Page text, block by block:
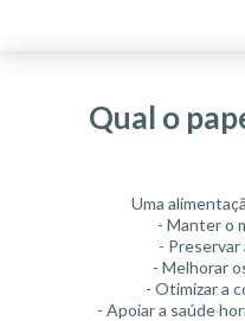
Qual o
Uma
- Manter o
- Preservar
- Melhorar
- Otimizar a
- Apoiar a saúde